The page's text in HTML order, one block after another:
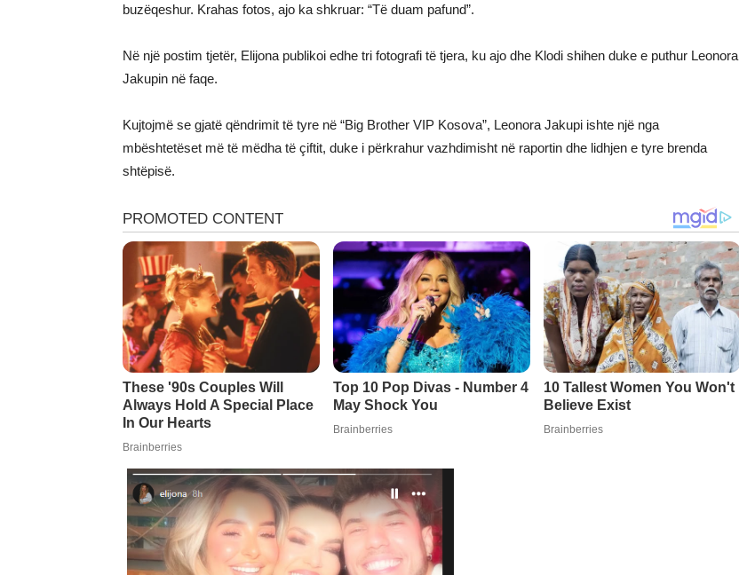
buzëqeshur. Krahas fotos, ajo ka shkruar: “Të duam pafund”.
Në një postim tjetër, Elijona publikoi edhe tri fotografi të tjera, ku ajo dhe Klodi shihen duke e puthur Leonora
Jakupin në faqe.
Kujtojmë se gjatë qëndrimit të tyre në “Big Brother VIP Kosova”, Leonora Jakupi ishte një nga
mbështetëset më të mëdha të çiftit, duke i përkrahur vazhdimisht në raportin dhe lidhjen e tyre brenda
shtëpisë.